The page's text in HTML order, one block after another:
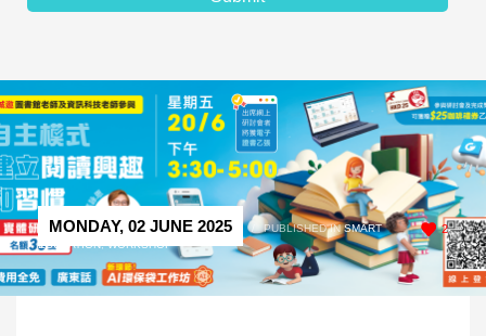
2
MONDAY, 02 JUNE 2025 / PUBLISHED INSMART
EDUCATION,WORKSHOP